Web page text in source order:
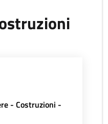
- Costruzioni -